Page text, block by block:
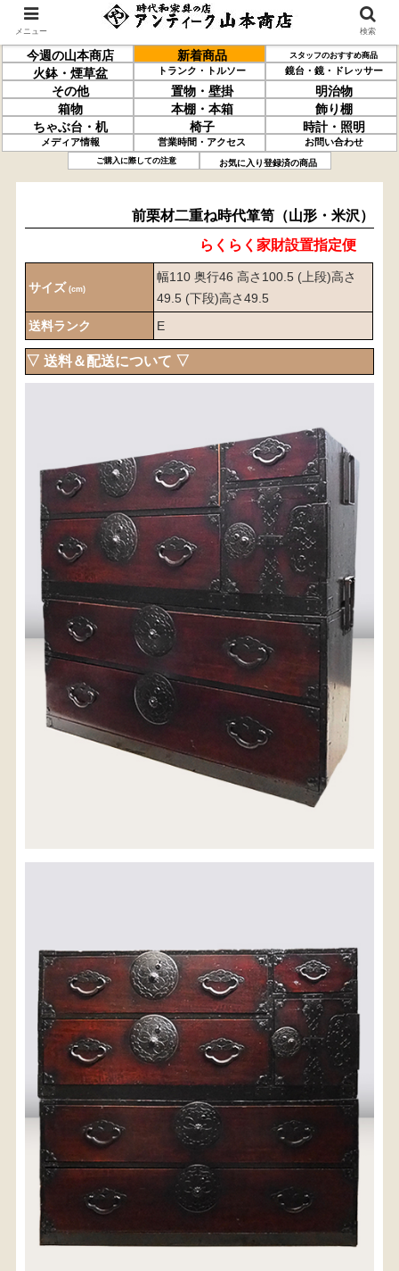
今週の山本商店 新着商品 スタッフのおすすめ商品
火鉢・煙草盆 トランク・トルソー 鏡台・鏡・ドレッサー
その他 置物・壁掛
明治物
箱物
本棚・本箱
飾り棚
ちゃぶ台・机
椅子 時計・照明
メディア情報 営業時間・アクセス お問い合わせ
ご購入に際しての注意 お気に入り登録済の商品
前栗材二重ね時代箪笥 （山形・米沢）
前栗材二重ね時代箪笥（山形・米沢）
らくらく家財設置指定便
サイズ (cm)
幅110 奥行46 高さ100.5 (上段)高さ
49.5 (下段)高さ49.5
送料ランク
E
▽ 送料＆配送について ▽
・商品代金に送料は含まれておりません。
・送料は、商品のサイズ・発送先地域によって異なり
ます。
・ご購入手続きを進める途中で「宅急便」を選択いた
だくと、自動的に送料が加算されます。
・配送についての詳細は、
こちら→
【送料を確認する】
お届け先、送料ランクを選択する事で送料が表
示されます。
お届け先
送料ランク
メニュー 検索